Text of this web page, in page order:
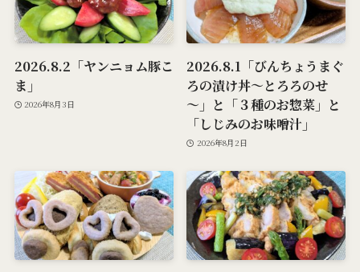
2026.8.2「ヤンニョム豚こ
ま」
2026年8月3日
2026.8.1「びんちょうまぐ
ろの漬け丼～とろろのせ
～」と「３種のお惣菜」と
「しじみのお味噌汁」
2026年8月2日